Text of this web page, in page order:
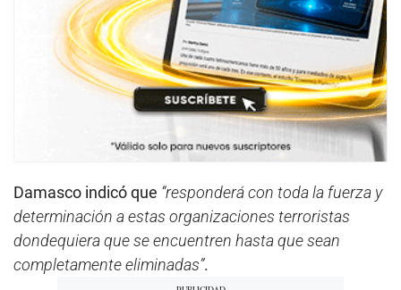
Damasco indicó que “responderá con toda la fuerza y
determinación a estas organizaciones terroristas
dondequiera que se encuentren hasta que sean
completamente eliminadas”.